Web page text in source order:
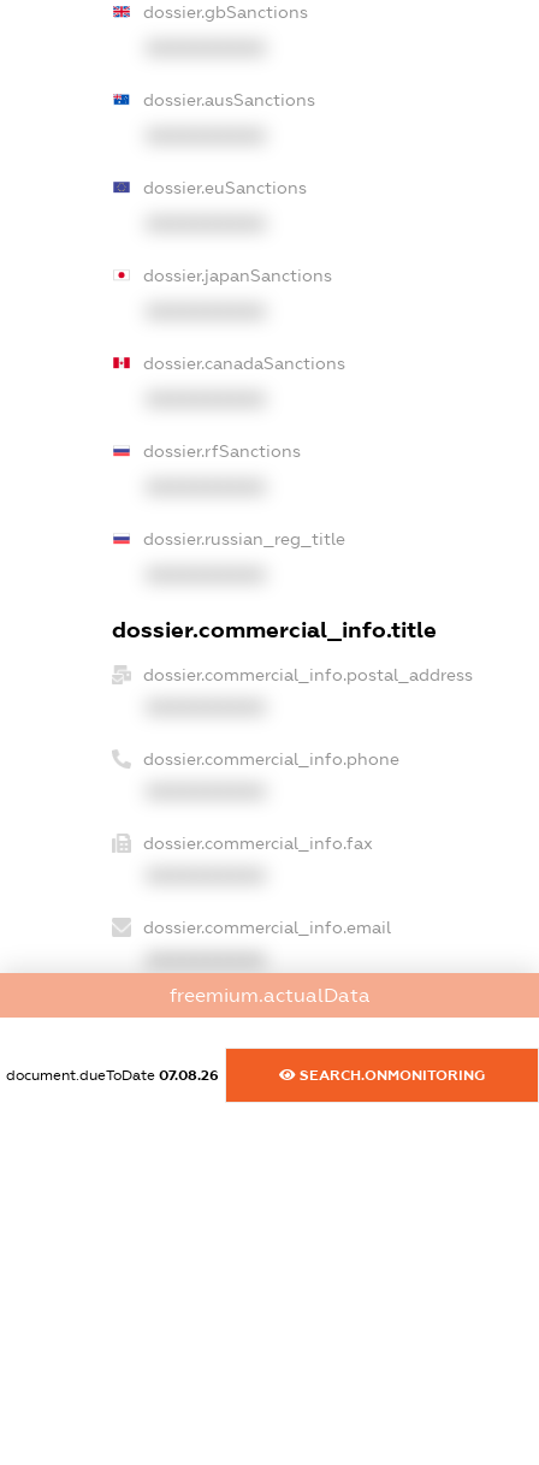
dossier.gbSanctions
dossier.ausSanctions
dossier.euSanctions
dossier.japanSanctions
dossier.canadaSanctions
dossier.rfSanctions
dossier.russian_reg_title
dossier.commercial_info.title
dossier.commercial_info.postal_address
dossier.commercial_info.phone
dossier.commercial_info.fax
dossier.commercial_info.email
XXXXXXXXXX
freemium.actualData
document.dueToDate 07.08.26 SEARCH.ONMONITORING